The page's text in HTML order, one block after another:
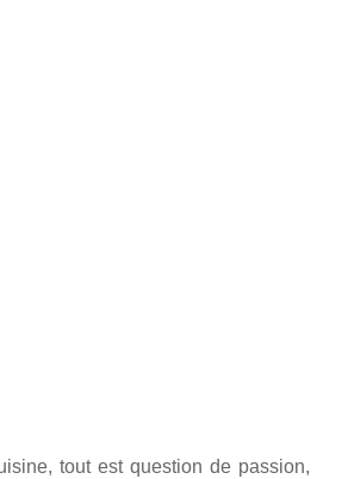
tout est question de passion,